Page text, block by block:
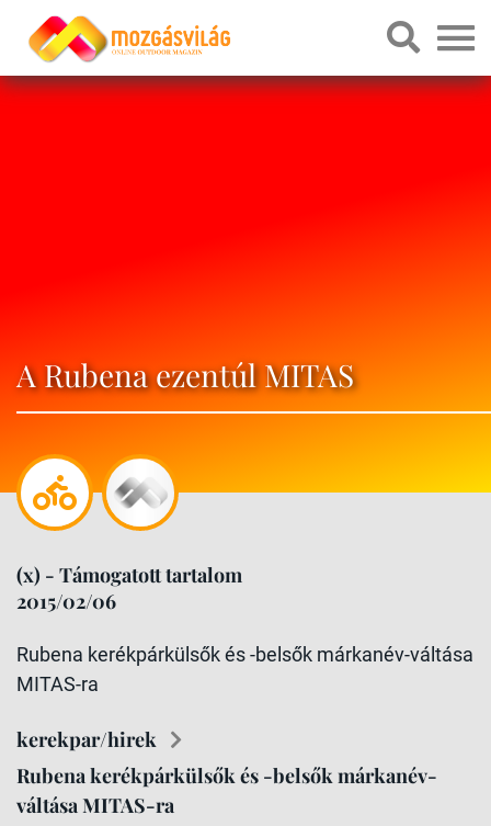
A Rubena ezentúl MITAS
(x) - Támogatott tartalom
2015/02/06
Rubena kerékpárkülsők és -belsők márkanév-váltása
MITAS-ra
kerekpar/hirek
Rubena kerékpárkülsők és -belsők márkanév-
váltása MITAS-ra